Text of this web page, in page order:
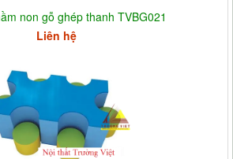
non gỗ ghép thanh TVBG021
Liên hệ